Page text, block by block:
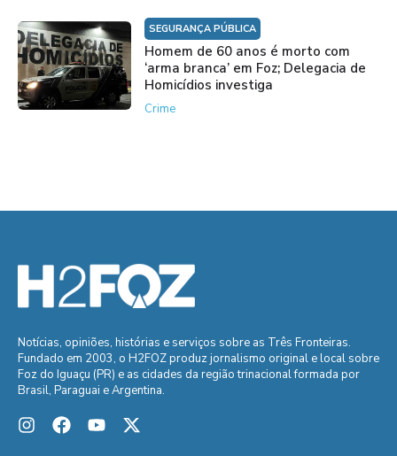
SEGURANÇA PÚBLICA
Homem de 60 anos é morto com
‘arma branca’ em Foz; Delegacia de
Homicídios investiga
Crime
Notícias, opiniões, histórias e serviços sobre as Três Fronteiras.
Fundado em 2003, o H2FOZ produz jornalismo original e local sobre
Foz do Iguaçu (PR) e as cidades da região trinacional formada por
Brasil, Paraguai e Argentina.